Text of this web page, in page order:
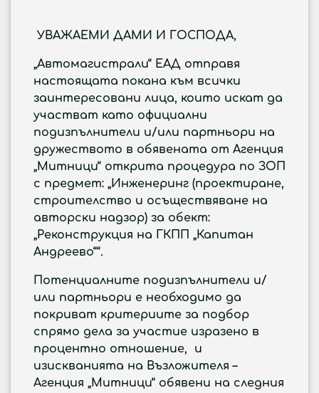
УВАЖАЕМИ ДАМИ И ГОСПОДА,
„Автомагистрали“ ЕАД отправя
настоящата покана към всички
заинтересовани лица, които искат да
участват като официални
подизпълнители и/или партньори на
дружеството в обявената от Агенция
„Митници“ открита процедура по ЗОП
с предмет: „Инженеринг (проектиране,
строителство и осъществяване на
авторски надзор) за обект:
„Реконструкция на ГКПП „Капитан
Андреево““.
Потенциалните подизпълнители и/
или партньори е необходимо да
покриват критериите за подбор
спрямо дела за участие изразено в
процентно отношение, и
изискванията на Възложителя –
Агенция „Митници“ обявени на следния